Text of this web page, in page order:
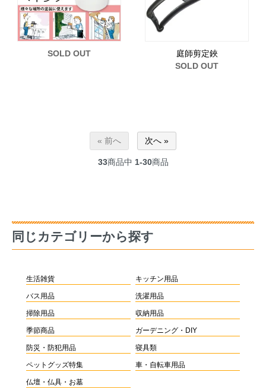
SOLD OUT
庭師剪定鋏
SOLD OUT
« 前へ 次へ »
33商品中 1-30商品
同じカテゴリーから探す
生活雑貨 キッチン用品
バス用品 洗濯用品
掃除用品 収納用品
季節商品 ガーデニング・DIY
防災・防犯用品 寝具類
ペットグッズ特集 車・自転車用品
仏壇・仏具・お墓